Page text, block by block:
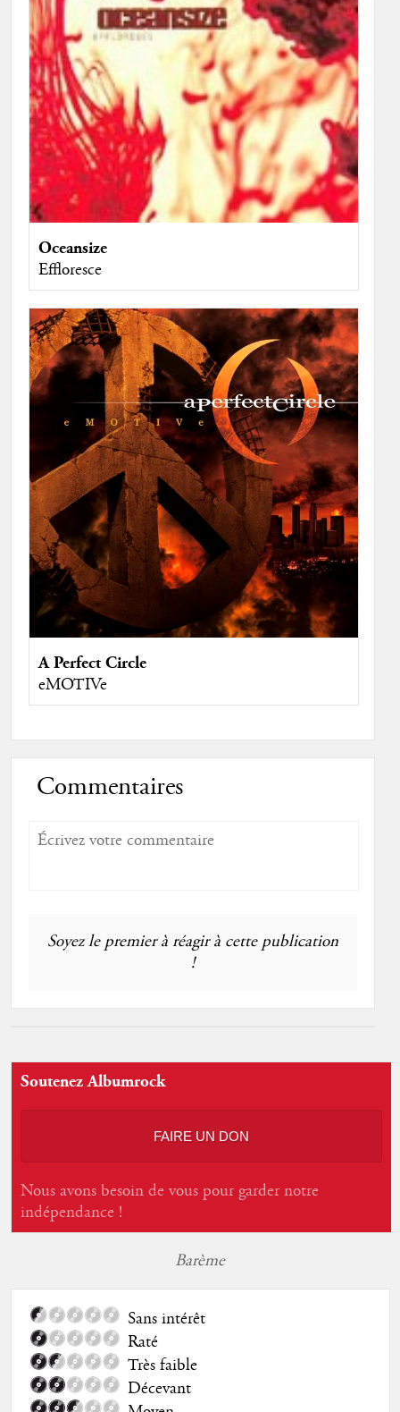
Oceansize
Effloresce
A Perfect Circle
eMOTIVe
Commentaires
Soyez le premier à réagir à cette publication
!
Soutenez Albumrock
FAIRE UN DON
Nous avons besoin de vous pour garder notre
indépendance !
Barème
Sans intérêt
Raté
Très faible
Décevant